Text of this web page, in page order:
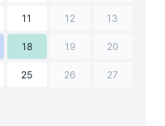
11 12 13
18 19 20
25 26 27